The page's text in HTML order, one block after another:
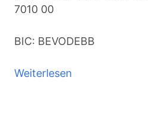
7010 00
BIC: BEVODEBB
Weiterlesen